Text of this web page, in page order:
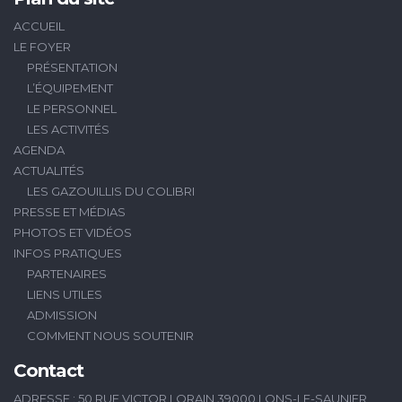
ACCUEIL
LE FOYER
PRÉSENTATION
L’ÉQUIPEMENT
LE PERSONNEL
LES ACTIVITÉS
AGENDA
ACTUALITÉS
LES GAZOUILLIS DU COLIBRI
PRESSE ET MÉDIAS
PHOTOS ET VIDÉOS
INFOS PRATIQUES
PARTENAIRES
LIENS UTILES
ADMISSION
COMMENT NOUS SOUTENIR
Contact
ADRESSE : 50 RUE VICTOR LORAIN 39000 LONS-LE-SAUNIER